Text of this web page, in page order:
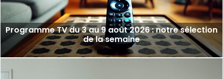
Programme TV du 3 au 9 août 2026 : notre sélection
de la semaine